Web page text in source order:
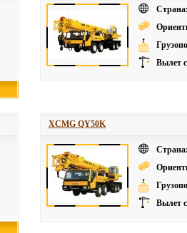
Страна:
Вылет
XCMG QY50K
Страна:
Вылет